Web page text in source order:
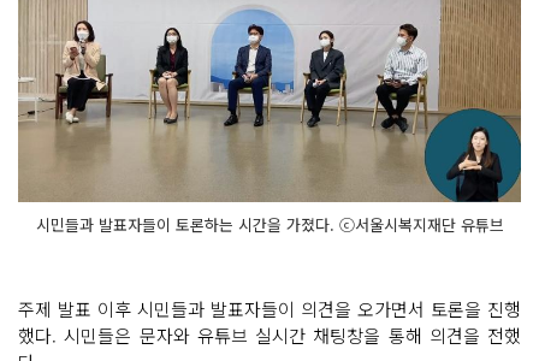
시민들과 발표자들이 토론하는 시간을 가졌다. ⓒ서울시복지재단 유튜브
주제 발표 이후 시민들과 발표자들이 의견을 오가면서 토론을 진행
했다. 시민들은 문자와 유튜브 실시간 채팅창을 통해 의견을 전했